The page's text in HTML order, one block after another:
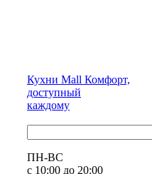
Кухни Mall Комфорт,
доступный
каждому
ПН-ВС
с 10:00 до 20:00